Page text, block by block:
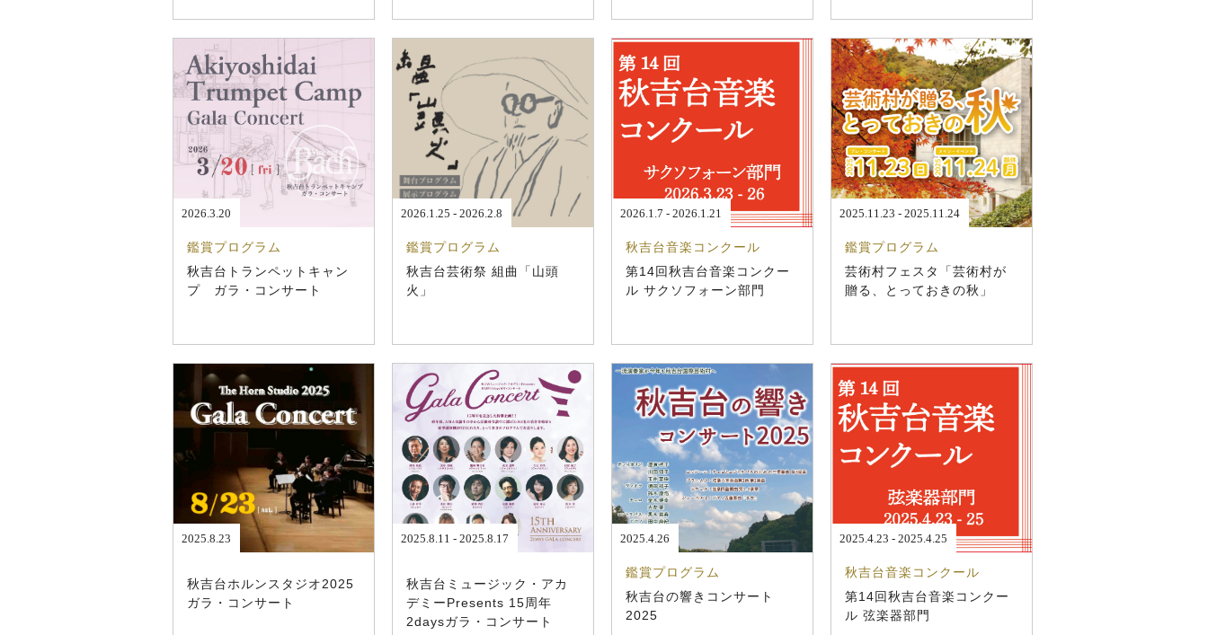
2026.3.20
鑑賞プログラム
秋吉台トランペットキャン
プ ガラ・コンサート
2026.1.25 - 2026.2.8
鑑賞プログラム
秋吉台芸術祭 組曲「山頭
火」
2026.1.7 - 2026.1.21
秋吉台音楽コンクール
第14回秋吉台音楽コンクー
ル サクソフォーン部門
2025.11.23 - 2025.11.24
鑑賞プログラム
芸術村フェスタ「芸術村が
贈る、とっておきの秋」
2025.8.23
秋吉台ホルンスタジオ2025
ガラ・コンサート
2025.8.11 - 2025.8.17
秋吉台ミュージック・アカ
デミーPresents 15周年
2daysガラ・コンサート
2025.4.26
鑑賞プログラム
秋吉台の響きコンサート
2025
2025.4.23 - 2025.4.25
秋吉台音楽コンクール
第14回秋吉台音楽コンクー
ル 弦楽器部門